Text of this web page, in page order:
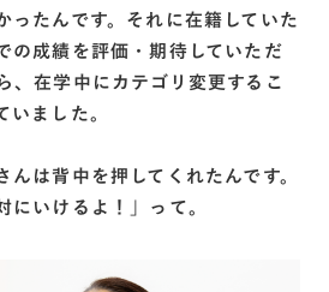
ったんです。それに在籍していた
の成績を評価・期待していただ
、在学中にカテゴリ変更するこ
いました。
んは背中を押してくれたんです。
にいけるよ！」って。